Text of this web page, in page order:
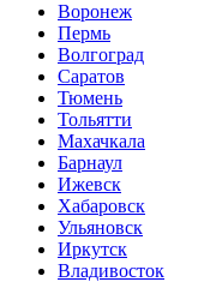
Воронеж
Пермь
Волгоград
Саратов
Тюмень
Тольятти
Махачкала
Барнаул
Ижевск
Хабаровск
Ульяновск
Иркутск
Владивосток